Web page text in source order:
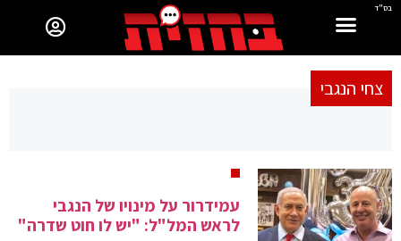
בס"ד
צחי הנגבי
עמידרור על מינויו של הנגבי
לראש המל"ל: "יש לו חוט שדרה"